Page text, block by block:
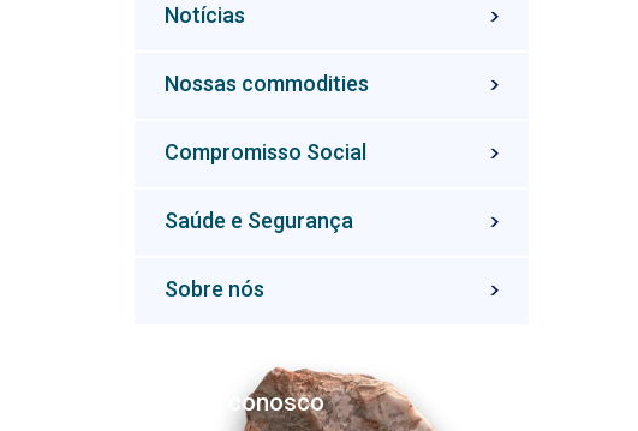
Notícias
Nossas commodities
Compromisso Social
Saúde e Segurança
Sobre nós
Fale conosco